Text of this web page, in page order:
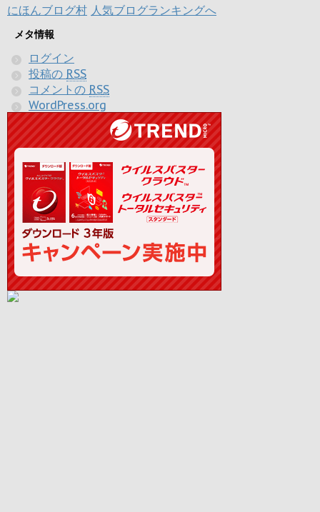
にほんブログ村 人気ブログランキングへ
メタ情報
ログイン
投稿の RSS
コメントの RSS
WordPress.org